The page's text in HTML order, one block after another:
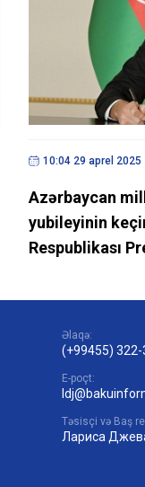
10:04 29 aprel 2025
Azərbaycan
yubileyinin
Respublikası
Əlaqə:
(+99455) 322-
E-poçt:
Təsisçi və Baş
Лариса